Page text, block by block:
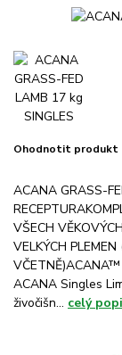
Ohodnotit produkt
ACANA GRASS-
VŠECH
VELKÝCH
VČETNĚ)ACANA™
ACANA Singles
živočišn... celý